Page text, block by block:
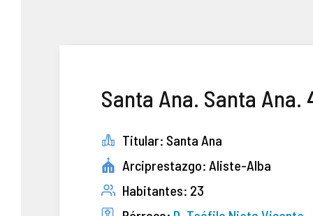
Santa Ana. Santa Ana.
Titular: Santa Ana
Arciprestazgo: Aliste-Alba
Habitantes: 23